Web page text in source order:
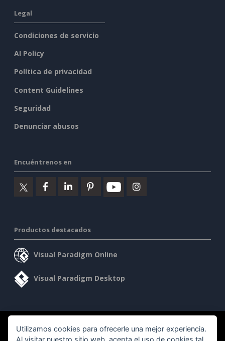
Legal
Condiciones de servicio
AI Policy
Política de privacidad
Content Guidelines
Seguridad
Denunciar abusos
Encuéntrenos en
Productos destacados
Visual Paradigm Online
Visual Paradigm Desktop
©2026 by Visual Paradigm. Todos los derechos reservados.
Utilizamos cookies para ofrecerle una mejor experiencia.